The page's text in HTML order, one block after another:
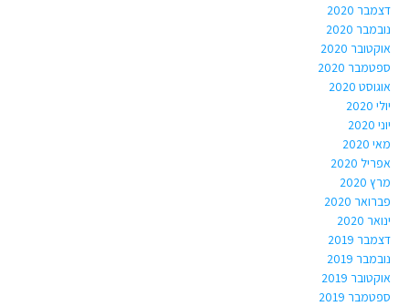
דצמבר 2020
נובמבר 2020
אוקטובר 2020
ספטמבר 2020
אוגוסט 2020
יולי 2020
יוני 2020
מאי 2020
אפריל 2020
מרץ 2020
פברואר 2020
ינואר 2020
דצמבר 2019
נובמבר 2019
אוקטובר 2019
ספטמבר 2019